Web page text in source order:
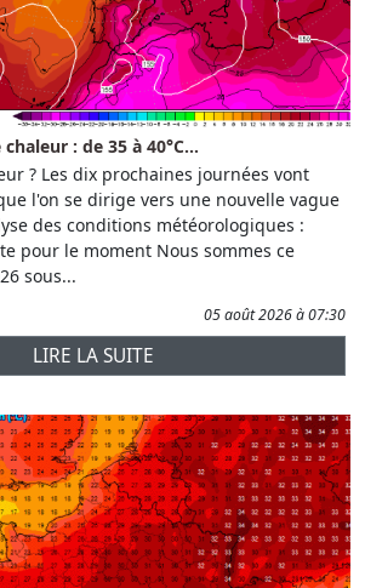
: de 35 à 40°C...
? Les dix prochaines journées vont
l'on se dirige vers une nouvelle vague
des conditions météorologiques :
pour le moment Nous sommes ce
sous...
05 août 2026 à 07:30
LIRE LA SUITE